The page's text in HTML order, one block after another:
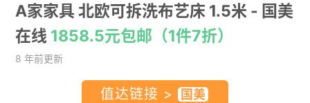
A家家具 北欧可拆洗布艺床 1.5米 - 国美
在线 1858.5元包邮（1件7折）
8 年前更新
值达链接 >